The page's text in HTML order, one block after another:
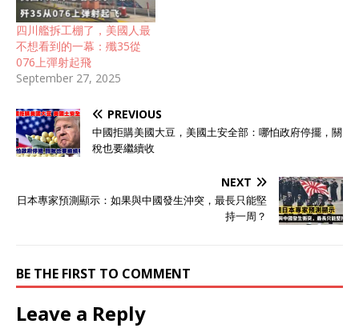
四川艦拆工棚了，美國人最
不想看到的一幕：殲35從
076上彈射起飛
September 27, 2025
PREVIOUS
中國拒購美國大豆，美國土安全部：哪怕政府停擺，關
稅也要繼續收
NEXT
日本專家預測顯示：如果與中國發生沖突，最長只能堅
持一周？
BE THE FIRST TO COMMENT
Leave a Reply